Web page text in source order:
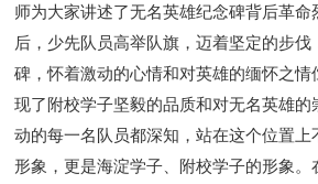
师为大家讲述了无名英雄纪念碑背后革
后，少先队员高举队旗，迈着坚定的步伐
碑，怀着激动的心情和对英雄的缅怀之情
现了附校学子坚毅的品质和对无名英雄
动的每一名队员都深知，站在这个位置上
形象，更是海淀学子、附校学子的形象。